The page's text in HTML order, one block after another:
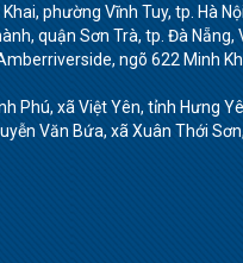
phường Vĩnh Tuy, tp. Hà
quận Sơn Trà, tp. Đà Nẵng,
ngõ 622 Minh
Phú, xã Việt Yên, tỉnh Hưng
Văn Bứa, xã Xuân Thới